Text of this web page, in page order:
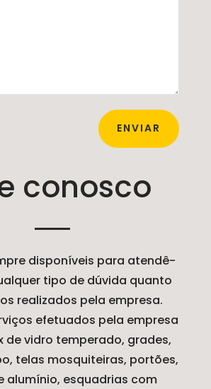
conosco
disponíveis para atendê-
tipo de dúvida quanto
realizados pela empresa.
efetuados pela empresa
de vidro temperado, grades,
telas mosquiteiras, portões,
alumínio, esquadrias com